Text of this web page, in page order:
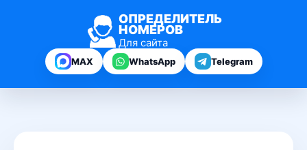
ОПРЕДЕЛИТЕЛЬ
НОМЕРОВ
Для сайта
MAX WhatsApp Telegram